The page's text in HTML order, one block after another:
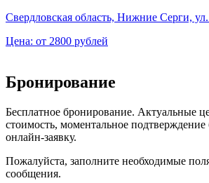
Свердловская область, Нижние Серги,
Цена: от 2800 рублей
Бронирование
Бесплатное бронирование. Актуальные
стоимость, моментальное подтверждение
онлайн-заявку.
Пожалуйста, заполните необходимые
сообщения.